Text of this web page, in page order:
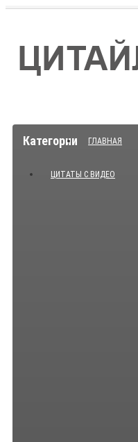
Категории ГЛАВНАЯ
ЦИТАТЫ С ВИДЕО